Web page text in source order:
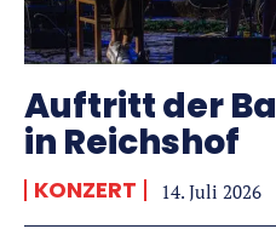
Auftritt der
in Reichshof
KONZERT 14. Juli 2026